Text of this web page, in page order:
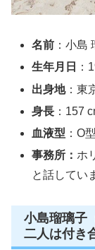
名前 ：小島
生年月日
：
出身地：東
身長 ：157
血液型 ：O型
事務所： ホ
と話してい
小島瑠璃子
二人は付き